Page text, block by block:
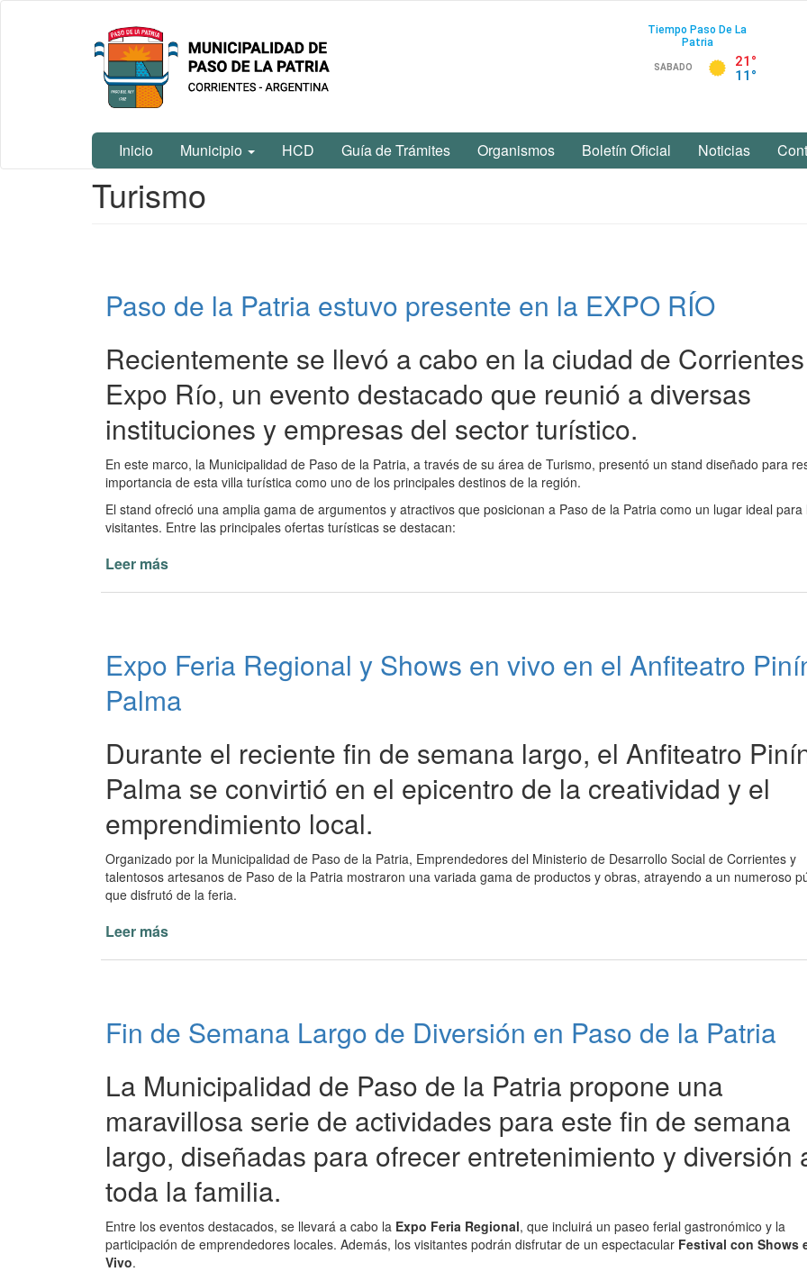
Municipalidad
de Paso De
La Patria
Inicio Municipio HCD Guía de Trámites Organismos Boletín Oficial Noticias
Contenido
Turismo
Paso de la Patria estuvo presente en la EXPO RÍO
Recientemente se llevó a cabo en la ciudad de
Expo Río, un evento destacado que reunió a diversas
instituciones y empresas del sector turístico.
En este marco, la Municipalidad de Paso de la Patria, a través de su área de Turismo, presentó un stand diseñado para
importancia de esta villa turística como uno de los principales destinos de la región.
El stand ofreció una amplia gama de argumentos y atractivos que posicionan a Paso de la Patria como un lugar ideal para
visitantes. Entre las principales ofertas turísticas se destacan:
Leer más
estuvo
presente
en
EXPO
RÍO
Expo Feria Regional y Shows en vivo en el Anfiteatro
Palma
Durante el reciente fin de semana largo, el Anfiteatro
Palma se convirtió en el epicentro de la creatividad y el
emprendimiento local.
Organizado por la Municipalidad de Paso de la Patria, Emprendedores del Ministerio de Desarrollo Social de Corrientes y
talentosos artesanos de Paso de la Patria mostraron una variada gama de productos y obras, atrayendo a un numeroso
que disfrutó de la feria.
Leer más
Shows
en
en
Anfiteatro
Pinín
Palma
Fin de Semana Largo de Diversión en Paso de la Patria
La Municipalidad de Paso de la Patria propone una
maravillosa serie de actividades para este fin de semana
largo, diseñadas para ofrecer entretenimiento y diversión
toda la familia.
Entre los eventos destacados, se llevará a cabo la Expo Feria Regional, que incluirá un paseo ferial gastronómico y la
participación de emprendedores locales. Además, los visitantes podrán disfrutar de un espectacular Festival con Shows
Vivo.